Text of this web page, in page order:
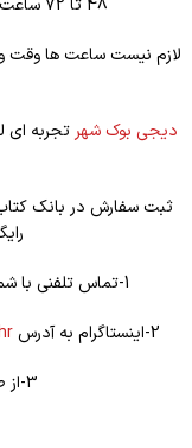
لازم نیست ساعت ها وقت
دیجی بوک شهر تجربه ای
1-تماس تلفنی با شماره های 02166403037///02166403046
2-اینستاگرام به آدرس
3-از طریق سایت